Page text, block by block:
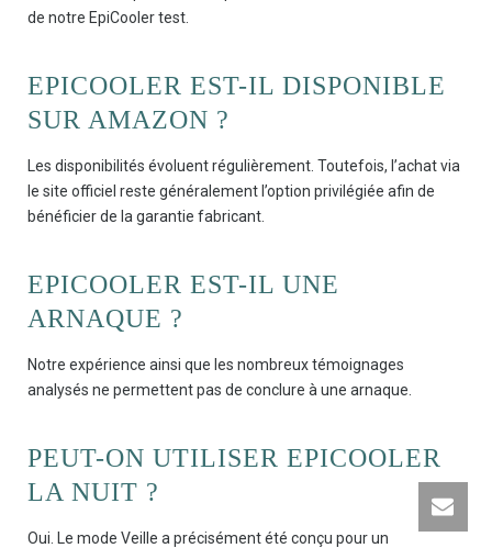
de notre EpiCooler test.
EPICOOLER EST-IL DISPONIBLE
SUR AMAZON ?
Les disponibilités évoluent régulièrement. Toutefois, l’achat via
le site officiel reste généralement l’option privilégiée afin de
bénéficier de la garantie fabricant.
EPICOOLER EST-IL UNE
ARNAQUE ?
Notre expérience ainsi que les nombreux témoignages
analysés ne permettent pas de conclure à une arnaque.
PEUT-ON UTILISER EPICOOLER
LA NUIT ?
Oui. Le mode Veille a précisément été conçu pour un